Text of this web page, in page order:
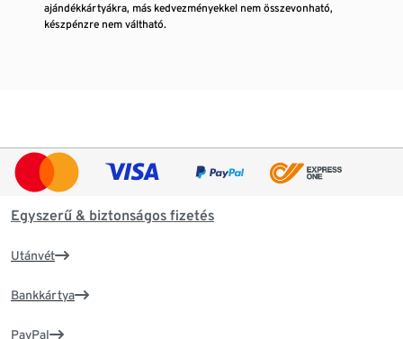
ajándékkártyákra, más kedvezményekkel nem összevonható,
készpénzre nem váltható.
Egyszerű & biztonságos fizetés
Utánvét
Bankkártya
PayPal